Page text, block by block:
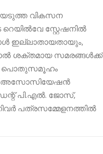
വികസന
സ്റ്റേഷനിൽ
ഇല്ലാതായതായും,
ശക്തമായ സമരങ്ങൾക്ക്
പൊതുസമൂഹം
അസോസിയേഷൻ
പി.എൽ. ജോസ്,
പത്രസമ്മേളനത്തിൽ